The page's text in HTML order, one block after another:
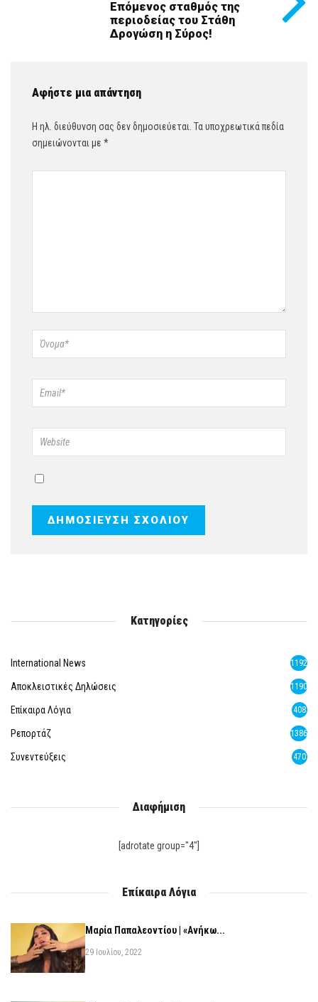
Επόμενος σταθμός της
περιοδείας του Στάθη
Δρογώση η Σύρος!
Αφήστε μια απάντηση
Η ηλ. διεύθυνση σας δεν δημοσιεύεται. Τα υποχρεωτικά πεδία
σημειώνονται με *
Κατηγορίες
International News 1192
Αποκλειστικές Δηλώσεις 1190
Επίκαιρα Λόγια 408
Ρεπορτάζ 1386
Συνεντεύξεις 470
Διαφήμιση
[adrotate group="4"]
Επίκαιρα Λόγια
Μαρία Παπαλεοντίου | «Ανήκω...
29 Ιουλίου, 2022